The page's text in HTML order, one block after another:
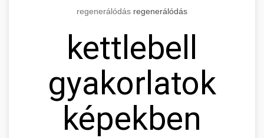
regenerálódás regenerálódás
kettlebell
gyakorlatok
képekben